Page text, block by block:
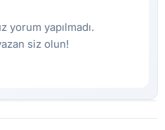
yorum yapılmadı.
siz olun!